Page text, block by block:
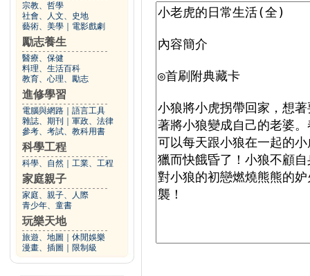
宗教、哲學
社會、人文、史地
藝術、美學
電影戲劇
勵志養生
醫療、保健
料理、生活百科
教育、心理、勵志
進修學習
電腦與網路
語言工具
雜誌、期刊
軍政、法律
參考、考試、教科用書
科學工程
科學、自然 工業、工程
家庭親子
家庭、親子、人際
青少年、童書
玩樂天地
旅遊、地圖
休閒娛樂
漫畫、插圖
限制級